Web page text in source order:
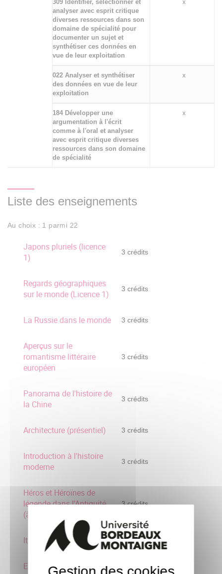
309 Identifier, sélectionner et
analyser avec esprit critique
diverses ressources dans son
domaine de spécialité pour
documenter un sujet et
synthétiser ces données en
vue de leur exploitation
x
022 Analyser et synthétiser
des données en vue de leur
exploitation
x
184 Développer une
argumentation à l'écrit
comme à l'oral et analyser
avec esprit critique diverses
ressources dans son domaine
de spécialité
x
Liste des enseignements
Au choix : 1 parmi 22
Japons pluriels (licence
1)
3 crédits
Regards géographiques
sur le monde (Licence 1)
3 crédits
La Russie dans le monde 3 crédits
Aperçus sur le
romantisme littéraire
européen
3 crédits
Panorama de l'histoire de
la Chine
3 crédits
Architecture (présentiel) 3 crédits
Introduction à l'histoire
moderne
3 crédits
Héros et Héroïnes de
légende dans l'Antiquité
(à distance)
3 crédits
Italie : villes, art et culture 3 crédits
Etre artiste aux XXe et